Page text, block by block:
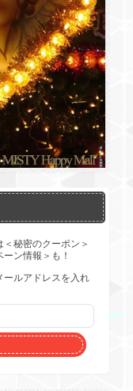
秘密のクーポン＞
ン情報＞も！
ルアドレスを入れ